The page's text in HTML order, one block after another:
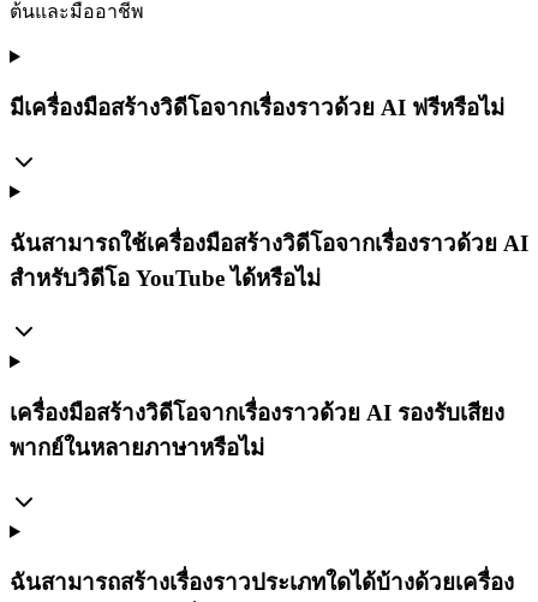
ต้นและมืออาชีพ
มีเครื่องมือสร้างวิดีโอจากเรื่องราวด้วย AI ฟรีหรือไม่
ฉันสามารถใช้เครื่องมือสร้างวิดีโอจากเรื่องราวด้วย AI
สำหรับวิดีโอ YouTube ได้หรือไม่
เครื่องมือสร้างวิดีโอจากเรื่องราวด้วย AI รองรับเสียง
พากย์ในหลายภาษาหรือไม่
ฉันสามารถสร้างเรื่องราวประเภทใดได้บ้างด้วยเครื่อง